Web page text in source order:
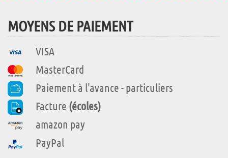
MOYENS DE PAIEMENT
VISA
MasterCard
Paiement à l'avance - particuliers
Facture (écoles)
amazon pay
PayPal